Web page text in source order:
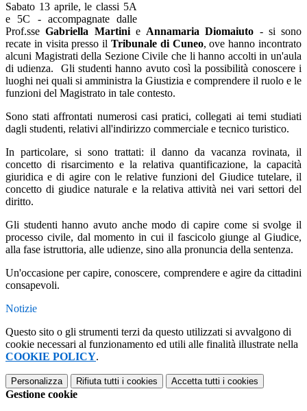
Sabato 13 aprile, le classi 5A
e 5C - accompagnate dalle
Prof.sseGabriella Martinie Annamaria Diomaiuto - si sono
recate in visita presso il Tribunale di Cuneo, ove hanno incontrato
alcuni Magistrati della Sezione Civile che li hanno accolti in un'aula
di udienza. Gli studenti hanno avuto così la possibilità conoscere i
luoghi nei quali si amministra la Giustizia e comprendere il ruolo e le
funzioni del Magistrato in tale contesto.
Sono stati affrontati numerosi casi pratici, collegati ai temi studiati
dagli studenti, relativi all'indirizzo commerciale e tecnico turistico.
In particolare, si sono trattati: il danno da vacanza rovinata, il
concetto di risarcimento e la relativa quantificazione, la capacità
giuridica e di agire con le relative funzioni del Giudice tutelare, il
concetto di giudice naturale e la relativa attività nei vari settori del
diritto.
Gli studenti hanno avuto anche modo di capire come si svolge il
processo civile, dal momento in cui il fascicolo giunge al Giudice,
alla fase istruttoria, alle udienze, sino alla pronuncia della sentenza.
Un'occasione per capire, conoscere, comprendere e agire da cittadini
consapevoli.
Notizie
Questo sito o gli strumenti terzi da questo utilizzati si avvalgono di
cookie necessari al funzionamento ed utili alle finalità illustrate nella
COOKIE POLICY.
Personalizza Rifiuta tutti i cookies Accetta tutti i cookies
Gestione cookie